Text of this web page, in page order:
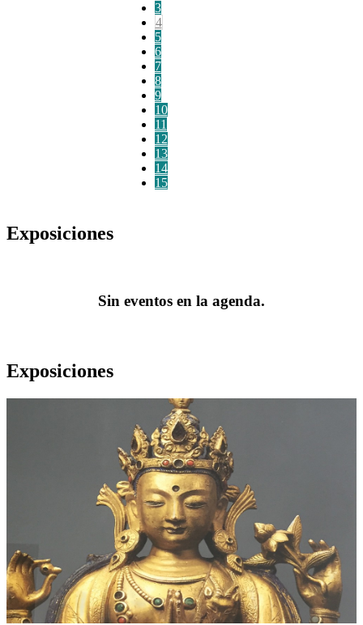
3
4
5
6
7
8
9
10
11
12
13
14
15
Exposiciones
Sin eventos en la agenda.
Exposiciones